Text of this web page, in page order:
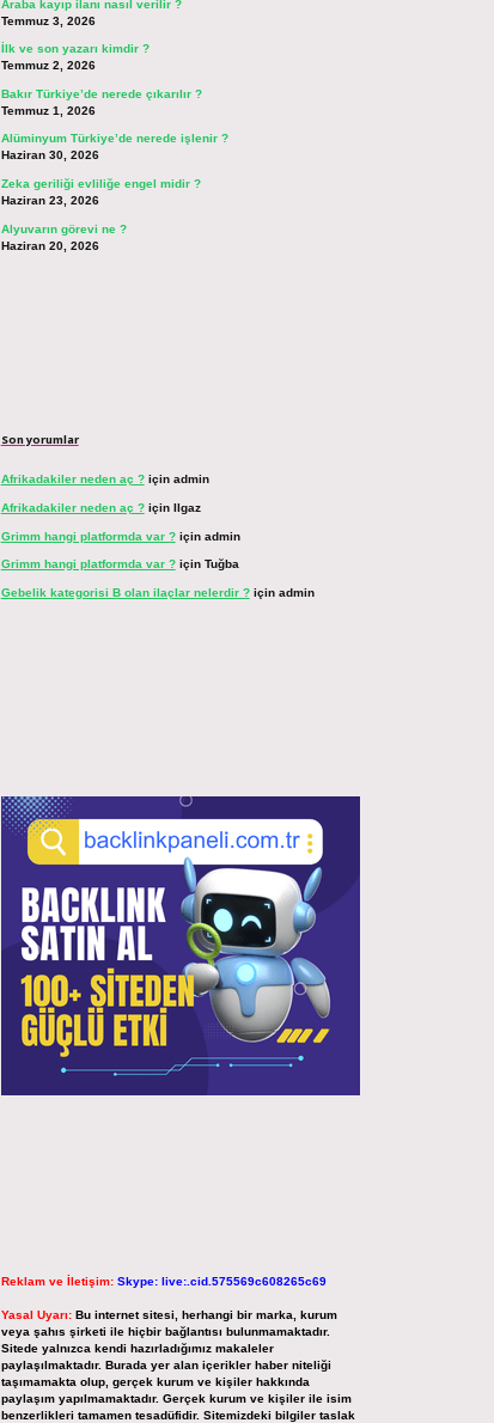
Araba kayıp ilanı nasıl verilir ?
Temmuz 3, 2026
İlk ve son yazarı kimdir ?
Temmuz 2, 2026
Bakır Türkiye’de nerede çıkarılır ?
Temmuz 1, 2026
Alüminyum Türkiye’de nerede işlenir ?
Haziran 30, 2026
Zeka geriliği evliliğe engel midir ?
Haziran 23, 2026
Alyuvarın görevi ne ?
Haziran 20, 2026
Son yorumlar
Afrikadakiler neden aç ?için admin
Afrikadakiler neden aç ?için Ilgaz
Grimm hangi platformda var ?için admin
Grimm hangi platformda var ?için Tuğba
Gebelik kategorisi B olan ilaçlar nelerdir ?için admin
Reklam ve İletişim: Skype: live:.cid.575569c608265c69
Yasal Uyarı: Bu internet sitesi, herhangi bir marka, kurum
veya şahıs şirketi ile hiçbir bağlantısı bulunmamaktadır.
Sitede yalnızca kendi hazırladığımız makaleler
paylaşılmaktadır. Burada yer alan içerikler haber niteliği
taşımamakta olup, gerçek kurum ve kişiler hakkında
paylaşım yapılmamaktadır. Gerçek kurum ve kişiler ile isim
benzerlikleri tamamen tesadüfidir. Sitemizdeki bilgiler taslak